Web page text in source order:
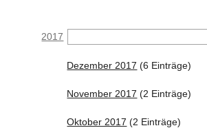
2017
Dezember 2017 (6 Einträge)
November 2017 (2 Einträge)
Oktober 2017 (2 Einträge)